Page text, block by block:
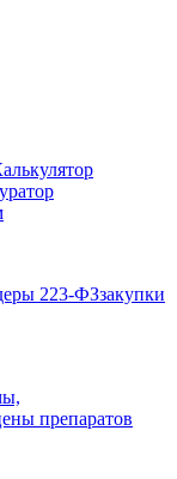
223-ФЗзакупки
препаратов